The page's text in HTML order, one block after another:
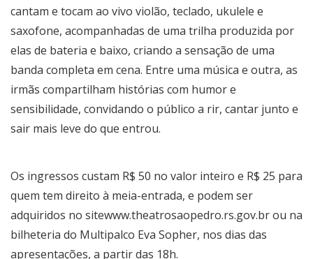
cantam e tocam ao vivo violão, teclado, ukulele e
saxofone, acompanhadas de uma trilha produzida por
elas de bateria e baixo, criando a sensação de uma
banda completa em cena. Entre uma música e outra, as
irmãs compartilham histórias com humor e
sensibilidade, convidando o público a rir, cantar junto e
sair mais leve do que entrou.
Os ingressos custam R$ 50 no valor inteiro e R$ 25 para
quem tem direito à meia-entrada, e podem ser
adquiridos no sitewww.theatrosaopedro.rs.gov.brou na
bilheteria do Multipalco Eva Sopher, nos dias das
apresentações, a partir das 18h.